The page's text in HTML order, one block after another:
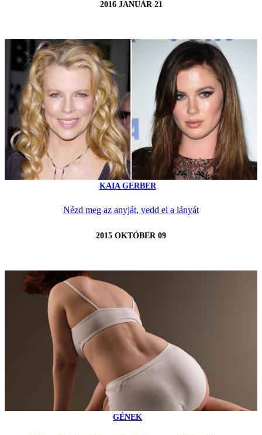
2016 JANUÁR 21
KAIA GERBER
Nézd meg az anyját, vedd el a lányát
2015 OKTÓBER 09
GÉNEK